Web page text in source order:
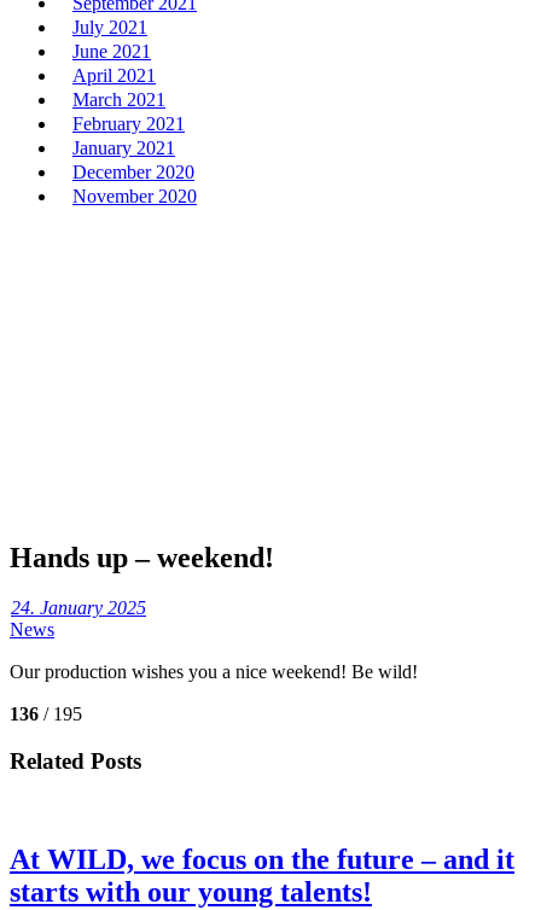
Hands up – weekend!
24. January 2025
News
Our production wishes you a nice weekend! Be wild!
136 / 195
Related Posts
At WILD, we focus on the future – and it
starts with our young talents!
July 2021
June 2021
April 2021
March 2021
February 2021
January 2021
December 2020
November 2020